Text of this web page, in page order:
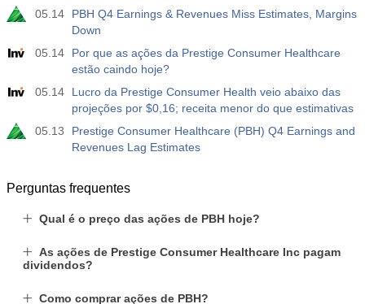
USD
Atu.
05.14
PBH Q4 Earnings & Revenues Miss Estimates, Margins
Down
05.14
Por que as ações da Prestige Consumer Healthcare
estão caindo hoje?
05.14
Lucro da Prestige Consumer Health veio abaixo das
projeções por $0,16; receita menor do que estimativas
05.13
Prestige Consumer Healthcare (PBH) Q4 Earnings and
Revenues Lag Estimates
Perguntas frequentes
Qual é o preço das ações de PBH hoje?
As ações de Prestige Consumer Healthcare Inc pagam
dividendos?
Como comprar ações de PBH?